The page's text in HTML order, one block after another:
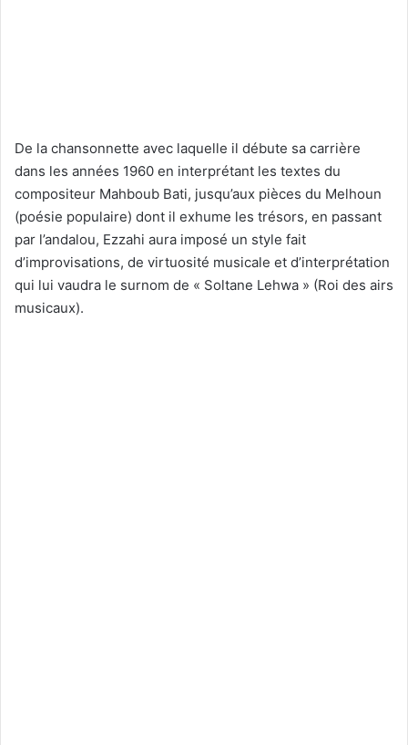
De la chansonnette avec laquelle il débute sa carrière
dans les années 1960 en interprétant les textes du
compositeur Mahboub Bati, jusqu’aux pièces du Melhoun
(poésie populaire) dont il exhume les trésors, en passant
par l’andalou, Ezzahi aura imposé un style fait
d’improvisations, de virtuosité musicale et d’interprétation
qui lui vaudra le surnom de « Soltane Lehwa » (Roi des airs
musicaux).